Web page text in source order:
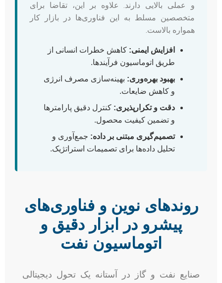
و عملی بالایی دارند. علاوه بر این، تقاضا برای
متخصصین مسلط به این فناوری‌ها در بازار کار
همواره بالاست.
افزایش ایمنی: کاهش خطرات انسانی از
طریق اتوماسیون فرآیندها.
بهبود بهره‌وری: بهینه‌سازی مصرف انرژی
و کاهش ضایعات.
دقت و تکرارپذیری: کنترل دقیق پارامترها
و تضمین کیفیت محصول.
تصمیم‌گیری مبتنی بر داده: جمع‌آوری و
تحلیل داده‌ها برای تصمیمات استراتژیک.
روندهای نوین و فناوری‌های
پیشرو در ابزار دقیق و
اتوماسیون نفت
صنایع نفت و گاز در آستانه یک تحول دیجیتالی